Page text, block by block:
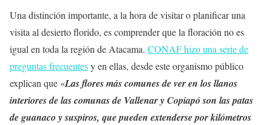
Una distinción importante, a la hora de visitar o planificar una
visita al desierto florido, es comprender que la floración no es
igual en toda la región de Atacama. CONAF hizo una serie de
preguntas frecuentesy en ellas, desde este organismo público
explican que «Las flores más comunes de ver en los llanos
interiores de las comunas de Vallenar y Copiapó son las patas
de guanaco y suspiros, que pueden extenderse por kilómetros